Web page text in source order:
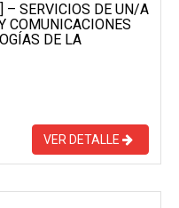
SERVICIOS DE UN/A
COMUNICACIONES
DE LA
VER DETALLE